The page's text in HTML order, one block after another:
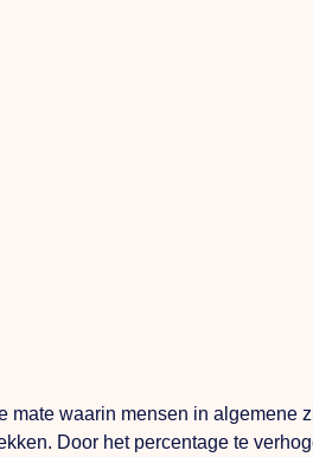
waarin mensen in algemene
Door het percentage te